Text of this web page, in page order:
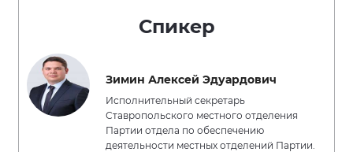
Спикер
Зимин Алексей Эдуардович
Исполнительный секретарь
Ставропольского местного отделения
Партии отдела по обеспечению
деятельности местных отделений Партии.